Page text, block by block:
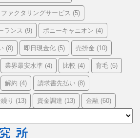
ファクタリングサービス (5)
ランス (9) ポニーキャニオン (4)
(8) 即日現金化 (5) 売掛金 (10)
業界最安水準 (4) 比較 (4) 育毛 (6)
解約 (4) 請求書先払い (8)
り (13) 資金調達 (13) 金融 (60)